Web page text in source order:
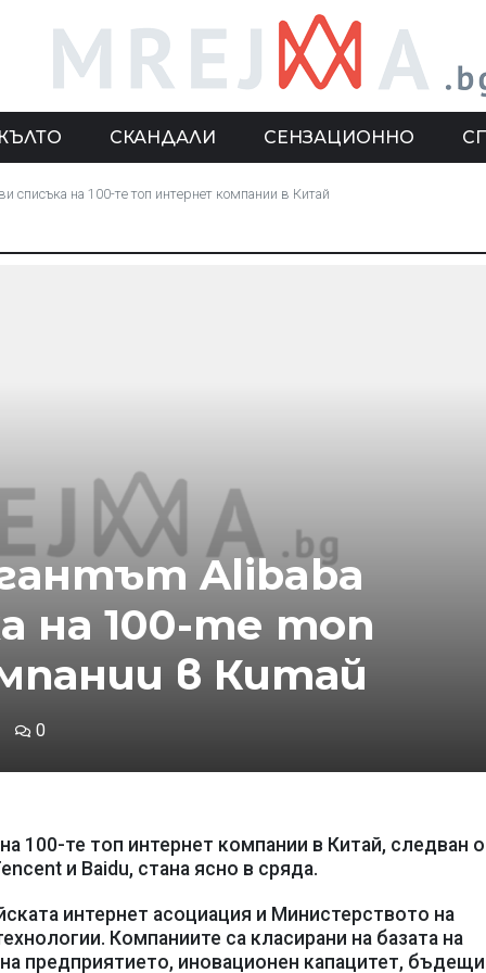
СКАНДАЛИ СЕНЗАЦИОННО
списъка на 100-те топ интернет компании в Китай
Alibaba
на 100-те топ
в Китай
0
100-те топ интернет компании в Китай, следван
и Baidu, стана ясно в сряда.
интернет асоциация и Министерството на
Компаниите са класирани на базата на
предприятието, иновационен капацитет, бъдещи